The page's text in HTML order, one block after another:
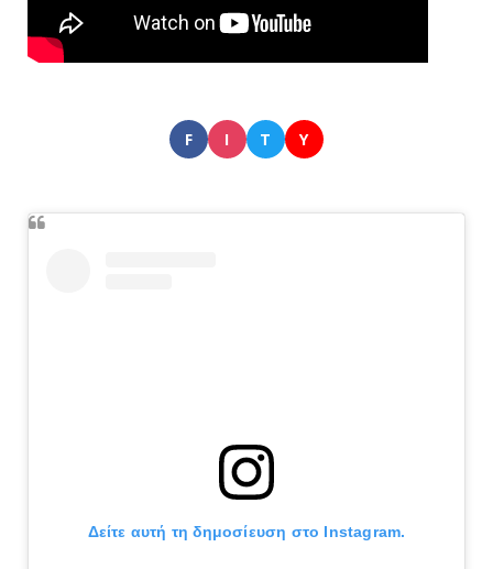
F I T Y
Δείτε αυτή τη δημοσίευση στο Instagram.